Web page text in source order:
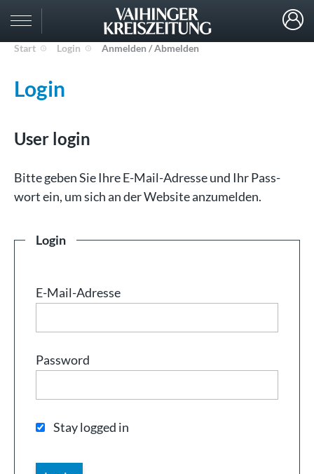
Start Login Anmelden / Abmelden
Login
User login
Bit­te ge­ben Sie Ih­re E-Mail-Adresse und Ihr Pass­
wort ein, um sich an der Web­site an­zu­mel­den.
Login
E-Mail-Adresse
Password
Stay logged in